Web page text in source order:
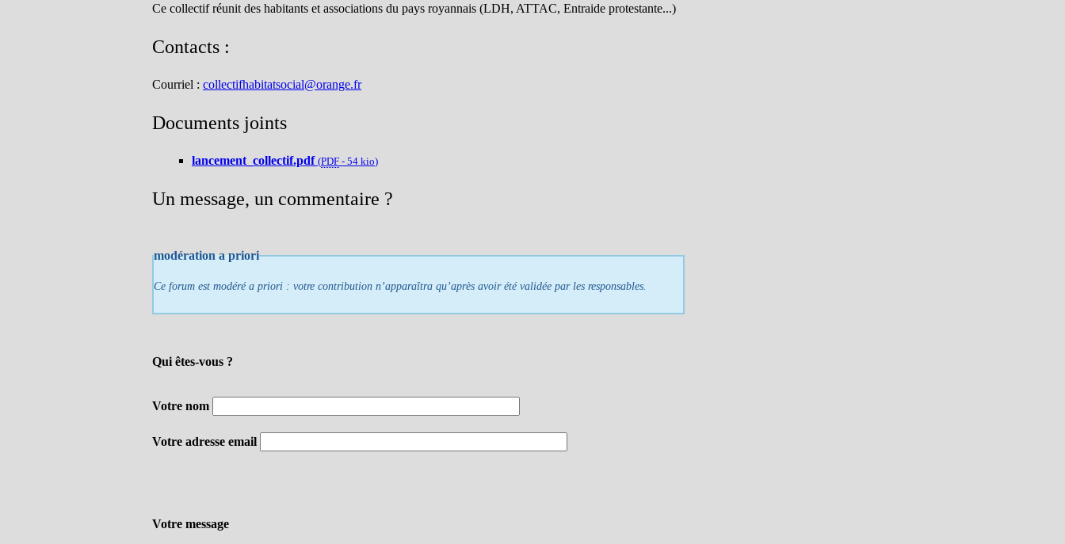
Ce collectif réunit des habitants et associations du pays royannais (LDH, ATTAC, Entraide protestante...)
Contacts :
Courriel : collectifhabitatsocial@orange.fr
Documents joints
lancement_collectif.pdf (PDF - 54 kio)
Un message, un commentaire ?
modération a priori
Ce forum est modéré a priori : votre contribution n’apparaîtra qu’après avoir été validée par les responsables.
Qui êtes-vous ?
Votre nom
Votre adresse email
Votre message